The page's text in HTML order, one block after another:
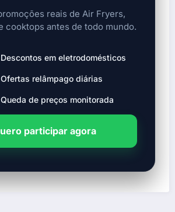
reais de Air Fryers,
cooktops antes de todo mundo.
Descontos em eletrodomésticos
Ofertas relâmpago diárias
Queda de preços monitorada
participar agora